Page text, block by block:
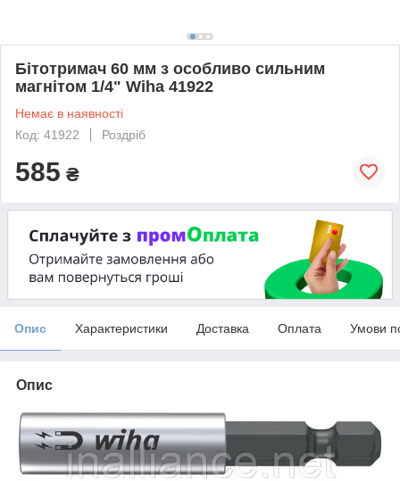
Бітотримач 60 мм з особливо сильним
магнітом 1/4" Wiha 41922
Немає в наявності
Код: 41922
Роздріб
585 ₴
Опис Характеристики Доставка Оплата Умови
Опис